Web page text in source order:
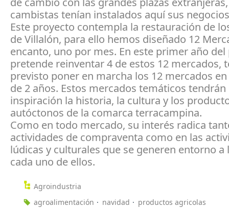
cambistas tenían instalados aquí sus
Este proyecto contempla la restauración de
de Villalón, para ello hemos diseñado 12
encanto, uno por mes. En este primer año
pretende reinventar 4 de estos 12 mercados,
previsto poner en marcha los 12 mercados
de 2 años. Estos mercados temáticos
inspiración la historia, la cultura y los
autóctonos de la comarca terracampina.
Como en todo mercado, su interés radica
actividades de compraventa como en las
lúdicas y culturales que se generen entorno a
cada uno de ellos.
Agroindustria
agroalimentación
navidad productos agricolas